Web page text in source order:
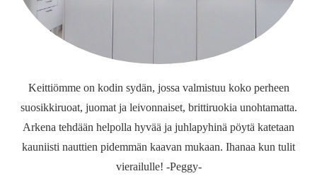
Keittiömme on kodin sydän, jossa valmistuu koko perheen
suosikkiruoat, juomat ja leivonnaiset, brittiruokia unohtamatta.
Arkena tehdään helpolla hyvää ja juhlapyhinä pöytä katetaan
kauniisti nauttien pidemmän kaavan mukaan. Ihanaa kun tulit
vierailulle! -Peggy-